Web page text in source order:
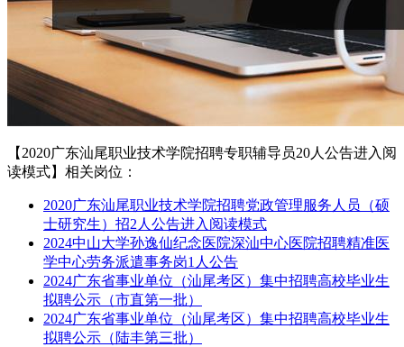
【2020广东汕尾职业技术学院招聘专职辅导员20人公告进入阅
读模式】相关岗位：
2020广东汕尾职业技术学院招聘党政管理服务人员（硕
士研究生）招2人公告进入阅读模式
2024中山大学孙逸仙纪念医院深汕中心医院招聘精准医
学中心劳务派遣事务岗1人公告
2024广东省事业单位（汕尾考区）集中招聘高校毕业生
拟聘公示（市直第一批）
2024广东省事业单位（汕尾考区）集中招聘高校毕业生
拟聘公示（陆丰第三批）